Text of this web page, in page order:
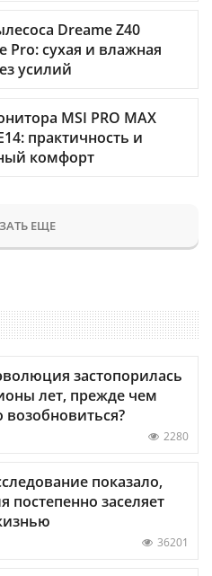
Dreame Z40
Pro: сухая и влажная
усилий
MSI PRO MAX
практичность и
комфорт
ЕЩЕ
застопорилась
лет, прежде чем
возобновиться?
2280
показало,
постепенно заселяет
36201